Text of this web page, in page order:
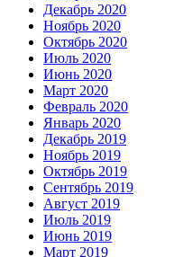
Декабрь 2020
Ноябрь 2020
Октябрь 2020
Июль 2020
Июнь 2020
Март 2020
Февраль 2020
Январь 2020
Декабрь 2019
Ноябрь 2019
Октябрь 2019
Сентябрь 2019
Август 2019
Июль 2019
Июнь 2019
Март 2019